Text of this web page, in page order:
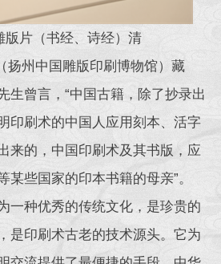
版片（书经、诗经）清
扬州中国雕版印刷博物馆）藏
生曾言，“中国古籍，除了抄录出
印刷术的中国人应用刻本、活字
来的，中国印刷术及其书版，应
某些国家的印本书籍的母亲”。
一种优秀的传统文化，是珍贵的
是印刷术古老的技术源头。它为